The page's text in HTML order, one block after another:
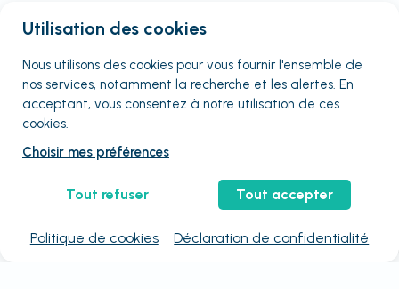
Utilisation des cookies
Nous utilisons des cookies pour vous fournir l'ensemble de
nos services, notamment la recherche et les alertes. En
acceptant, vous consentez à notre utilisation de ces
cookies.
Choisir mes préférences
Tout refuser Tout accepter
Politique de cookies Déclaration de confidentialité